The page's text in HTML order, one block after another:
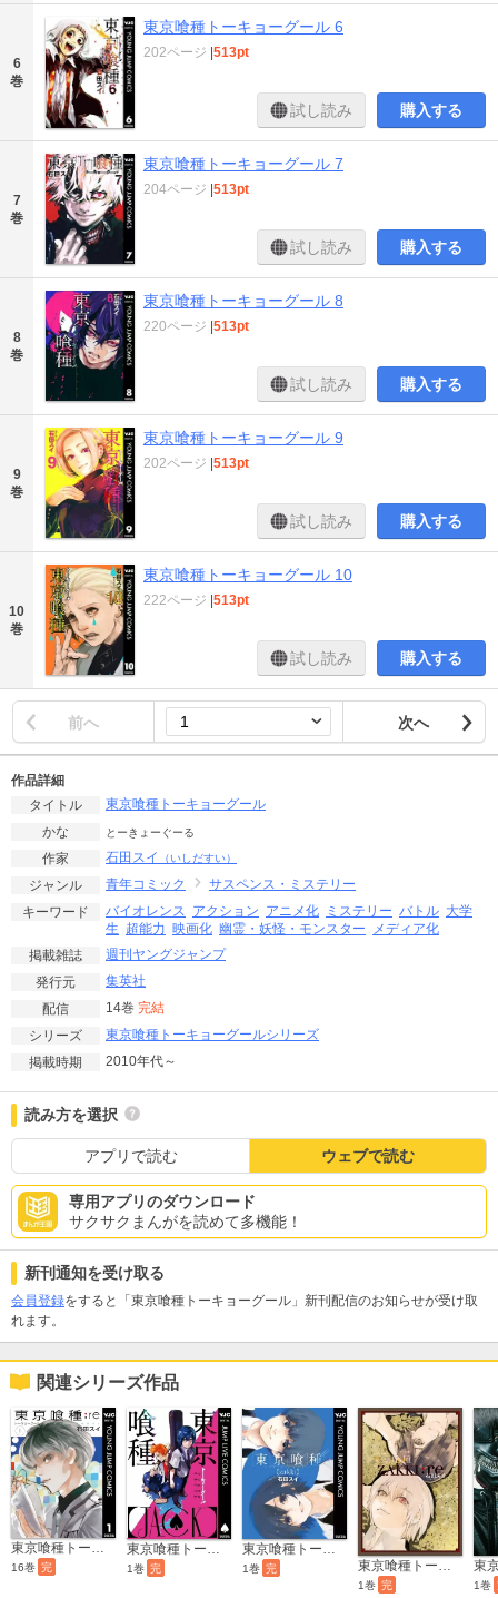
6
巻
東京喰種トーキョーグール 6
202ページ |513pt
試し読み 購入する
7
巻
東京喰種トーキョーグール 7
204ページ |513pt
試し読み 購入する
8
巻
東京喰種トーキョーグール 8
220ページ |513pt
試し読み 購入する
9
巻
東京喰種トーキョーグール 9
202ページ |513pt
試し読み 購入する
10
巻
東京喰種トーキョーグール 10
222ページ |513pt
試し読み 購入する
前へ 次へ
作品詳細
タイトル
東京喰種トーキョーグール
かな
とーきょーぐーる
作家 石田スイ （いしだすい）
ジャンル 青年コミック
サスペンス・ミステリー
キーワード
バイオレンス アクション アニメ化 ミステリー バトル 大学
生 超能力 映画化 幽霊・妖怪・モンスター
メディア化
掲載雑誌
週刊ヤングジャンプ
発行元
集英社
配信
14巻 完結
シリーズ
東京喰種トーキョーグールシリーズ
掲載時期
2010年代～
読み方を選択
アプリで読む ウェブで読む
専用アプリのダウンロード
サクサクまんがを読めて多機能！
新刊通知を受け取る
会員登録をすると「東京喰種トーキョーグール」新刊配信のお知らせが受け取
れます。
関連シリーズ作品
東京喰種トーキョーグール:re
16巻 完 1巻 完 1巻 完
1巻 完 1巻